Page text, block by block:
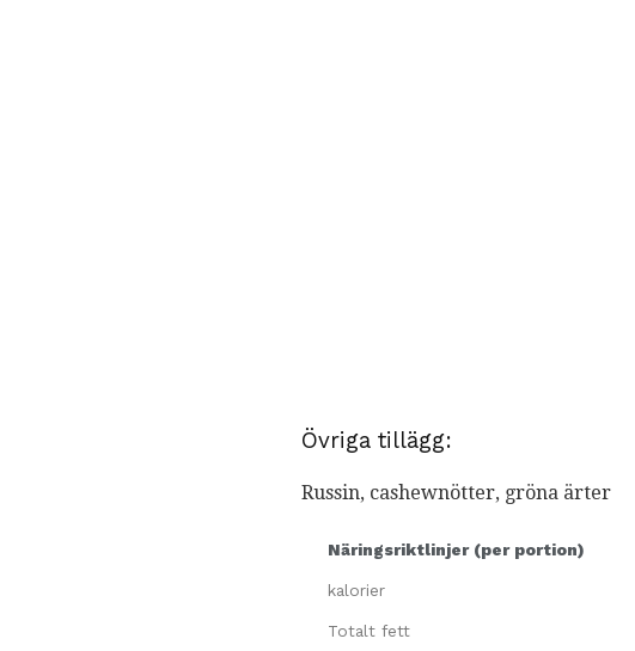
Övriga tillägg:
Russin, cashewnötter, gröna ärter
Näringsriktlinjer (per portion)
kalorier
Totalt fett